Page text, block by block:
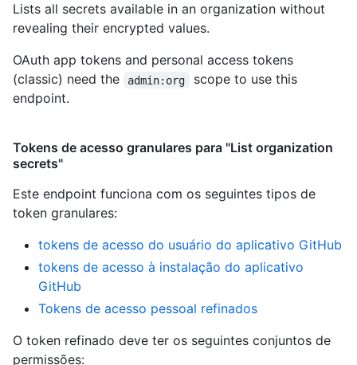
Lists all secrets available in an organization without
revealing their encrypted values.
OAuth app tokens and personal access tokens
(classic) need the
admin:org
scope to use this
endpoint.
Tokens de acesso granulares para "List organization
secrets"
Este endpoint funciona com os seguintes tipos de
token granulares:
tokens de acesso do usuário do aplicativo GitHub
tokens de acesso à instalação do aplicativo
GitHub
Tokens de acesso pessoal refinados
O token refinado deve ter os seguintes conjuntos de
permissões: